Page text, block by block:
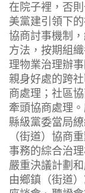
在院子裡，否
美黨建引領下
協商討事機制
方法，按期組
理物業治理辦
親身好處的跨
商處理；社區
牽頭協商處理
縣級黨委當局
（街道）協商
事務的綜合治
嚴重決議計劃
由鄉鎮（街道